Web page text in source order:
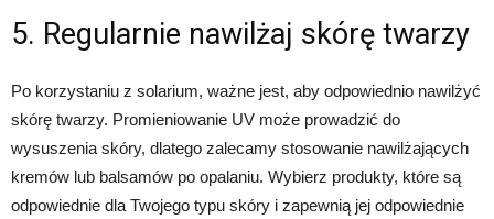
5. Regularnie nawilżaj skórę twarzy
Po korzystaniu z solarium, ważne jest, aby odpowiednio nawilżyć
skórę twarzy. Promieniowanie UV może prowadzić do
wysuszenia skóry, dlatego zalecamy stosowanie nawilżających
kremów lub balsamów po opalaniu. Wybierz produkty, które są
odpowiednie dla Twojego typu skóry i zapewnią jej odpowiednie